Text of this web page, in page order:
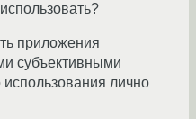
приложения
субъективными
лично